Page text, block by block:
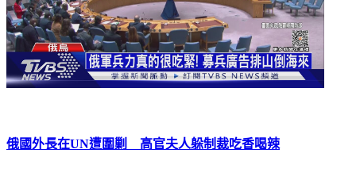
俄國外長在UN遭圍剿 高官夫人躲制裁吃香喝辣